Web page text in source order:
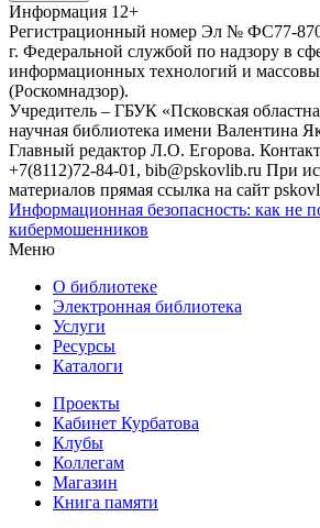
Информация 12+
Регистрационный номер Эл № ФС77-
г. Федеральной службой по надзору в
информационных технологий и
(Роскомнадзор).
Учредитель – ГБУК «Псковская
научная библиотека имени Валентина
Главный редактор Л.О. Егорова.
+7(8112)72-84-01, bib@pskovlib.ru При
материалов прямая ссылка на сайт
Информационная безопасность: как не
кибермошенников
Меню
О библиотеке
Электронная библиотека
Услуги
Ресурсы
Каталоги
Проекты
Кабинет Курбатова
Клубы
Коллегам
Магазин
Книга памяти